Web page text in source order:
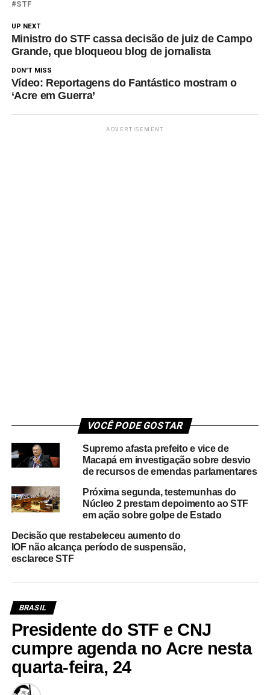
STF
UP NEXT
Ministro do STF cassa decisão de juiz de Campo
Grande, que bloqueou blog de jornalista
DON'T MISS
Vídeo: Reportagens do Fantástico mostram o
‘Acre em Guerra’
ADVERTISEMENT
VOCÊ PODE GOSTAR
Supremo afasta prefeito e vice de
Macapá em investigação sobre desvio
de recursos de emendas parlamentares
Próxima segunda, testemunhas do
Núcleo 2 prestam depoimento ao STF
em ação sobre golpe de Estado
Decisão que restabeleceu aumento do
IOF não alcança período de suspensão,
esclarece STF
BRASIL
Presidente do STF e CNJ
cumpre agenda no Acre nesta
quarta-feira, 24